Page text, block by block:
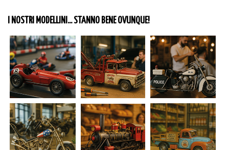
I NOSTRI MODELLINI... STANNO BENE OVUNQUE!